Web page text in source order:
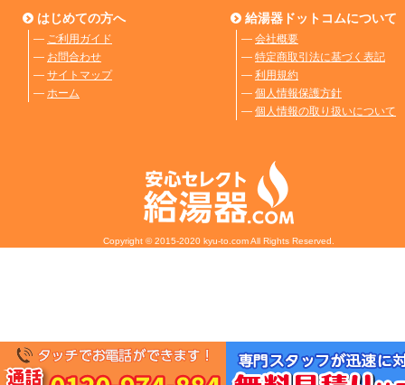
はじめての方へ
― ご利用ガイド
― お問合わせ
― サイトマップ
― ホーム
給湯器ドットコムについて
― 会社概要
― 特定商取引法に基づく表記
― 利用規約
― 個人情報保護方針
― 個人情報の取り扱いについて
Copyright © 2015-2020 kyu-to.com All Rights Reserved.